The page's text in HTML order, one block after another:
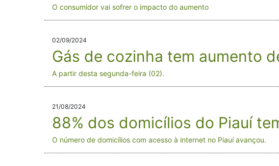
O consumidor vai sofrer o impacto do aumento
02/09/2024
Gás de cozinha tem aumento
A partir desta segunda-feira (02).
21/08/2024
88% dos domicílios do Piauí
O número de domicílios com acesso à internet no Piauí avançou.